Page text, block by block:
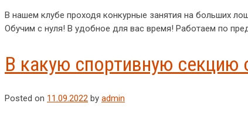
В нашем клубе проходя конкурные занятия на больших
Обучим с нуля! В удобное для вас время! Работаем по
В какую спортивную секцию
Posted on 11.09.2022 by admin